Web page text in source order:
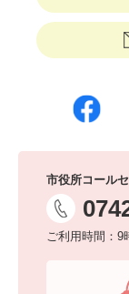
市役所コール
ご利用時間：9